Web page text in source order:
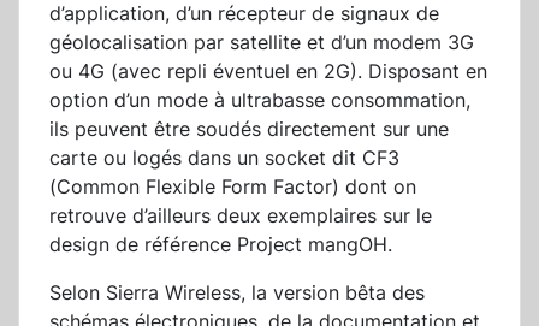
d’application, d’un récepteur de signaux de
géolocalisation par satellite et d’un modem 3G
ou 4G (avec repli éventuel en 2G). Disposant en
option d’un mode à ultrabasse consommation,
ils peuvent être soudés directement sur une
carte ou logés dans un socket dit CF3
(Common Flexible Form Factor) dont on
retrouve d’ailleurs deux exemplaires sur le
design de référence Project mangOH.
Selon Sierra Wireless, la version bêta des